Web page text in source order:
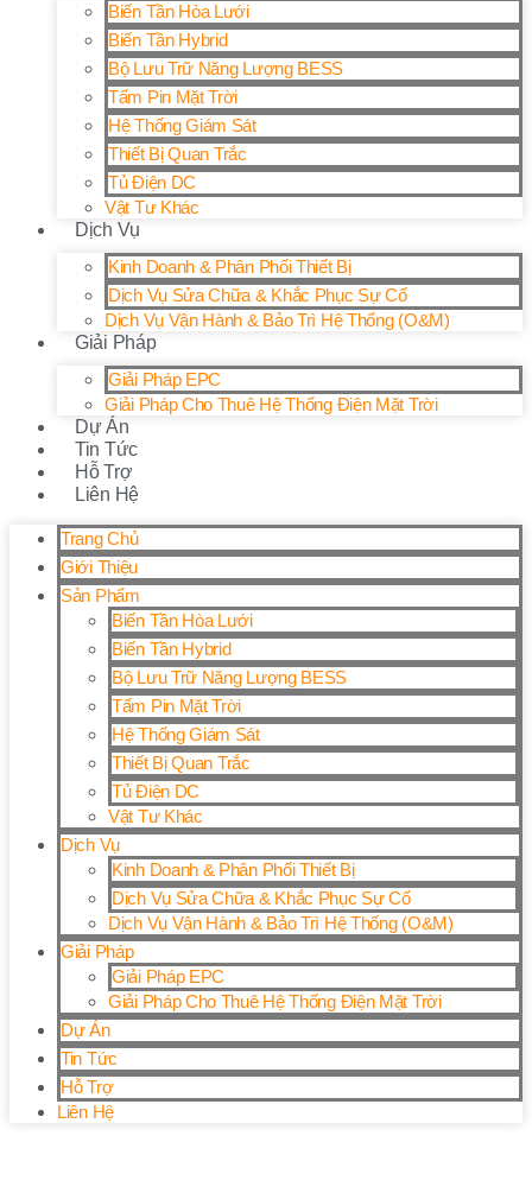
Biến Tần Hòa Lưới
Biến Tần Hybrid
Bộ Lưu Trữ Năng Lượng BESS
Tấm Pin Mặt Trời
Hệ Thống Giám Sát
Thiết Bị Quan Trắc
Tủ Điện DC
Vật Tư Khác
Dịch Vụ
Kinh Doanh & Phân Phối Thiết Bị
Dịch Vụ Sửa Chữa & Khắc Phục Sự Cố
Dịch Vụ Vận Hành & Bảo Trì Hệ Thống (O&M)
Giải Pháp
Giải Pháp EPC
Giải Pháp Cho Thuê Hệ Thống Điện Mặt Trời
Dự Án
Tin Tức
Hỗ Trợ
Liên Hệ
Trang Chủ
Giới Thiệu
Sản Phẩm
Biến Tần Hòa Lưới
Biến Tần Hybrid
Bộ Lưu Trữ Năng Lượng BESS
Tấm Pin Mặt Trời
Hệ Thống Giám Sát
Thiết Bị Quan Trắc
Tủ Điện DC
Vật Tư Khác
Dịch Vụ
Kinh Doanh & Phân Phối Thiết Bị
Dịch Vụ Sửa Chữa & Khắc Phục Sự Cố
Dịch Vụ Vận Hành & Bảo Trì Hệ Thống (O&M)
Giải Pháp
Giải Pháp EPC
Giải Pháp Cho Thuê Hệ Thống Điện Mặt Trời
Dự Án
Tin Tức
Hỗ Trợ
Liên Hệ